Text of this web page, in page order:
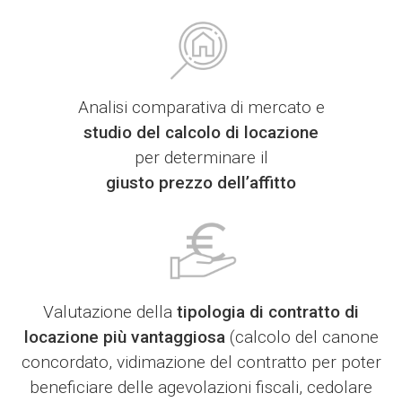
Analisi comparativa di mercato e
studio del calcolo di locazione
per determinare il
giusto prezzo dell’affitto
Valutazione della tipologia di contratto di
locazione più vantaggiosa (calcolo del canone
concordato, vidimazione del contratto per poter
beneficiare delle agevolazioni fiscali, cedolare